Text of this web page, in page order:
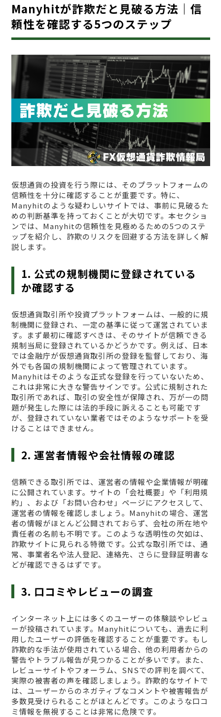
Manyhitが詐欺だと見破る方法｜信
頼性を確認する5つのステップ
仮想通貨の投資を行う際には、そのプラットフォームの
信頼性を十分に確認することが重要です。特に、
Manyhitのような疑わしいサイトでは、事前に見破るた
めの判断基準を持っておくことが大切です。本セクショ
ンでは、Manyhitの信頼性を見極めるための5つのステ
ップを紹介し、詐欺のリスクを回避する方法を詳しく解
説します。
1. 公式の規制機関に登録されている
か確認する
仮想通貨取引所や投資プラットフォームは、一般的に規
制機関に登録され、一定の基準に従って運営されていま
す。まず最初に確認すべきは、そのサイトが信頼できる
規制当局に登録されているかどうかです。例えば、日本
では金融庁が仮想通貨取引所の登録を監督しており、海
外でも各国の規制機関によって管理されています。
Manyhitはそのような正式な登録を行っていないため、
これは非常に大きな警告サインです。公式に規制された
取引所であれば、取引の安全性が保障され、万が一の問
題が発生した際には法的手段に訴えることも可能です
が、登録されていない業者ではそのようなサポートを受
けることはできません。
2. 運営者情報や会社情報の確認
信頼できる取引所では、運営者の情報や企業情報が明確
に公開されています。サイトの「会社概要」や「利用規
約」、および「お問い合わせ」ページにアクセスして、
運営者の情報を確認しましょう。Manyhitの場合、運営
者の情報がほとんど公開されておらず、会社の所在地や
責任者の名前も不明です。このような透明性の欠如は、
詐欺サイトに見られる特徴です。公式な取引所では、通
常、事業者名や法人登記、連絡先、さらに登録証明書な
どが確認できるはずです。
3. 口コミやレビューの調査
インターネット上には多くのユーザーの体験談やレビュ
ーが投稿されています。Manyhitについても、過去に利
用したユーザーの評価を確認することが重要です。もし
詐欺的な手法が使用されている場合、他の利用者からの
警告やトラブル報告が見つかることが多いです。また、
レビューサイトやフォーラム、SNSでの評判を調べて、
実際の被害者の声を確認しましょう。詐欺的なサイトで
は、ユーザーからのネガティブなコメントや被害報告が
多数見受けられることがほとんどです。このような口コ
ミ情報を無視することは非常に危険です。